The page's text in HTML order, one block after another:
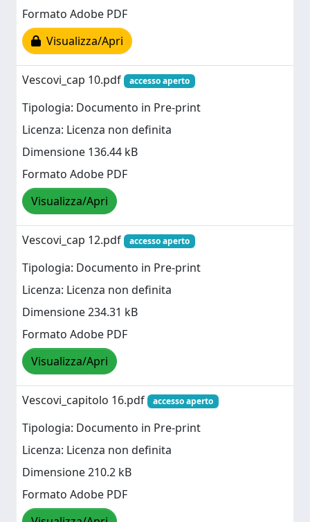
Formato Adobe PDF
Visualizza/Apri
Vescovi_cap 10.pdf accesso aperto
Tipologia: Documento in Pre-print
Licenza: Licenza non definita
Dimensione 136.44 kB
Formato Adobe PDF
Visualizza/Apri
Vescovi_cap 12.pdf accesso aperto
Tipologia: Documento in Pre-print
Licenza: Licenza non definita
Dimensione 234.31 kB
Formato Adobe PDF
Visualizza/Apri
Vescovi_capitolo 16.pdf accesso aperto
Tipologia: Documento in Pre-print
Licenza: Licenza non definita
Dimensione 210.2 kB
Formato Adobe PDF